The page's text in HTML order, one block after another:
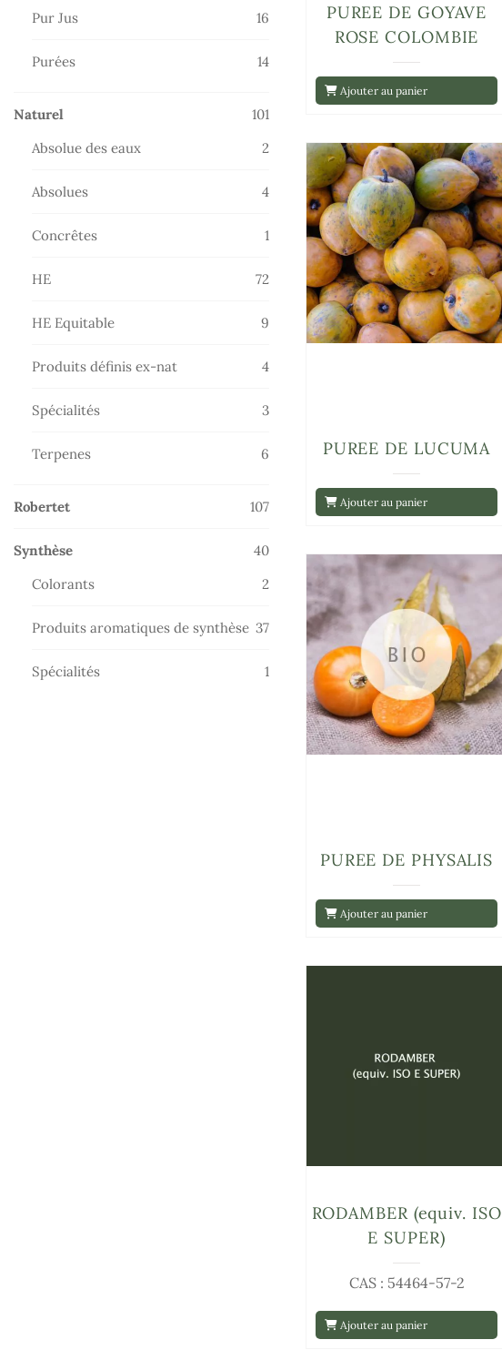
Pur Jus
16
Purées
1414
produits
Naturel
101
Absolue des eaux 2
produits
Absolues
44
produits
Concrêtes
1
produit
HE
72
produits
HE Equitable
9
produits
Produits définis ex-nat
44
Spécialités
33
Terpenes
6
Robertet
107107
Synthèse
4040
produits
Colorants 2
produits
Produits aromatiques de synthèse 3737
produits
Spécialités
1
produit
Ajouter au panier
PUREE DE GOYAVE
ROSE COLOMBIE
Ajouter au panier
PUREE DE LUCUMA
Ajouter au panier
PUREE DE PHYSALIS
Ajouter au panier
CAS : 54464-57-2
RODAMBER (equiv. ISO
E SUPER)